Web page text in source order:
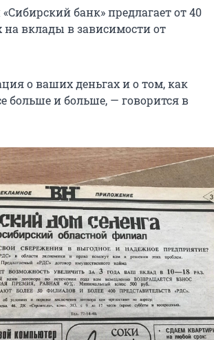
банк» предлагает от 40
на вклады в зависимости от
о ваших деньгах и о том, как
больше и больше, — говорится в